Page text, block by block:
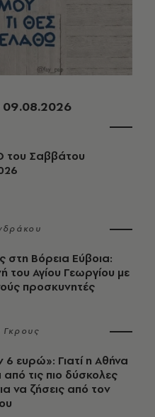
09.08.2026
του Σαββάτου
στη Βόρεια Εύβοια:
του Αγίου Γεωργίου με
προσκυνητές
6 ευρώ»: Γιατί η Αθήνα
από τις πιο δύσκολες
να ζήσεις από τον